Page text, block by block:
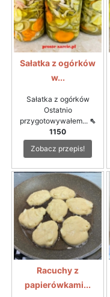
Sałatka z ogórków
w...
Sałatka z ogórków
Ostatnio
przygotowywałem... ⇖
1150
Zobacz przepis!
Racuchy z
papierówkami...